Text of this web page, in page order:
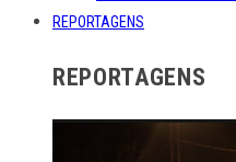
REPORTAGENS
REPORTAGENS